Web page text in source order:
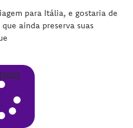
para Itália, e gostaria de
ainda preserva suas